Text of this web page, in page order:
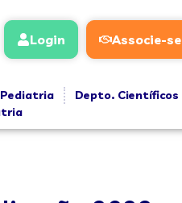
Login Associe-se
Pediatria Depto. Científicos